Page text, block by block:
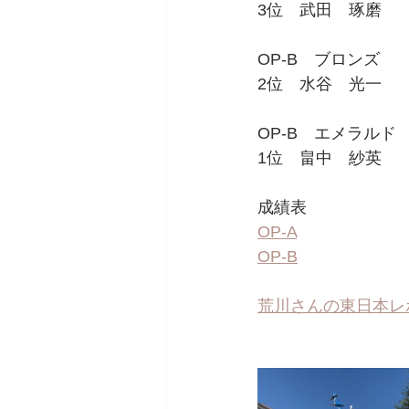
3位　武田　琢磨
OP-B　ブロンズ
2位　水谷　光一
OP-B　エメラルド
1位　畠中　紗英
成績表
OP-A
OP-B
荒川さんの東日本